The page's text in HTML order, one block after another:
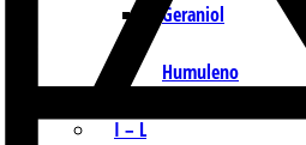
Geraniol
Humuleno
I – L